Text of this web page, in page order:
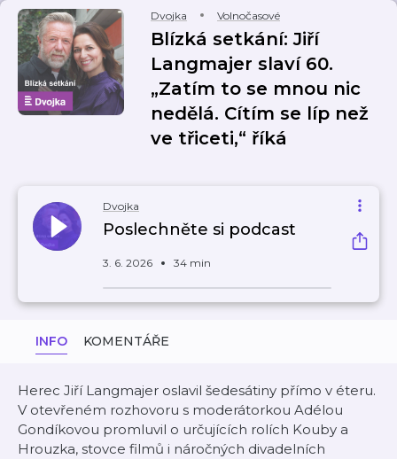
Dvojka Volnočasové
Blízká setkání: Jiří
Langmajer slaví 60.
„Zatím to se mnou nic
nedělá. Cítím se líp než
ve třiceti,“ říká
Dvojka
Poslechněte si podcast
3. 6. 2026 34 min
INFO KOMENTÁŘE
Herec Jiří Langmajer oslavil šedesátiny přímo v éteru.
V otevřeném rozhovoru s moderátorkou Adélou
Gondíkovou promluvil o určujících rolích Kouby a
Hrouzka, stovce filmů i náročných divadelních